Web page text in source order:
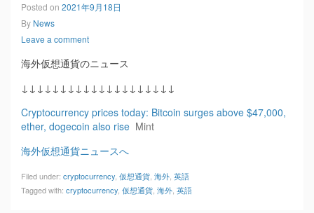
Posted on 2021年9月18日
By News
Leave a comment
海外仮想通貨のニュース
↓↓↓↓↓↓↓↓↓↓↓↓↓↓↓↓↓↓↓↓
Cryptocurrency prices today: Bitcoin surges above $47,000,
ether, dogecoin also rise Mint
海外仮想通貨ニュースへ
Filed under: cryptocurrency 仮想通貨 海外 英語
Tagged with: cryptocurrency 仮想通貨 海外 英語